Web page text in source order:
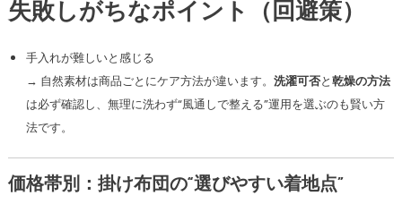
失敗しがちなポイント（回避策）
手入れが難しいと感じる
→ 自然素材は商品ごとにケア方法が違います。 洗濯可否と乾燥の方法
は必ず確認し、無理に洗わず“風通しで整える”運用を選ぶのも賢い方
法です。
価格帯別：掛け布団の“選びやすい着地点”